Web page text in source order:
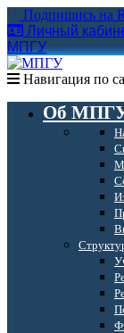
Подпишись на
Личный
МПГУ
Навигация по
Об